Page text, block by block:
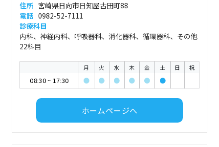
住所 宮崎県日向市日知屋古田町88
電話 0982-52-7111
診療科目
内科、神経内科、呼吸器科、消化器科、循環器科、その他
22科目
月 火 水 木 金 土 日 祝
08:30~ 17:30 ● ● ● ● ● ●
ホームページへ